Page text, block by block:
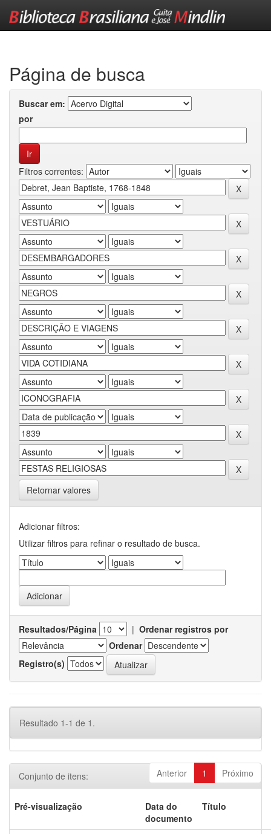
Página de busca
Buscar em:
por
Filtros correntes:
Retornar valores
Adicionar filtros:
Utilizar filtros para refinar o resultado de busca.
Resultados/Página | Ordenar registros por
Ordenar
Registro(s)
Resultado 1-1 de 1.
Anterior 1 Próximo
Conjunto de itens:
Pré-visualização
Data do
documento
Título